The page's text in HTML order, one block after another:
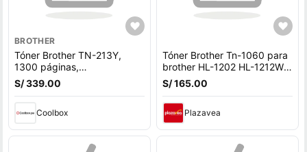
BROTHER
Tóner Brother TN-213Y,
1300 páginas,
compatibilidad HL-
L3210CW, HL-L3230CDW,
S/ 339.00
Coolbox
Tóner Brother Tn-1060 para
brother HL-1202 HL-1212W
DCP-1602 DCP1617
S/ 165.00
Plazavea